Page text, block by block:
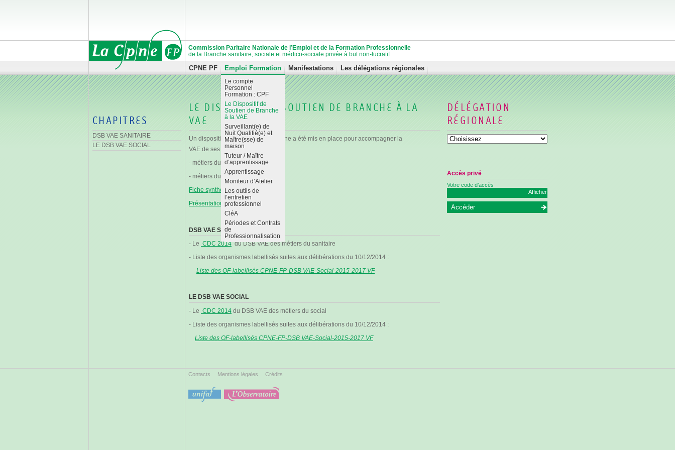
Commission Paritaire Nationale de l’Emploi et de la Formation Professionnelle
de la Branche sanitaire, sociale et médico-sociale privée à but non-lucratif
CPNE PF Emploi Formation
Le compte
Personnel
Formation : CPF
Le Dispositif de
Soutien de Branche
à la VAE
Surveillant(e) de
Nuit Qualifié(e) et
Maître(sse) de
maison
Tuteur / Maître
d’apprentissage
Apprentissage
Moniteur d’Atelier
Les outils de
l’entretien
professionnel
CléA
Périodes et Contrats
de
Professionnalisation
Manifestations Les délégations régionales
LE DISPOSITIF DE SOUTIEN DE BRANCHE À LA
VAE
Un dispositif spécifique de la branche a été mis en place pour accompagner la
VAE de ses salariés sur les :
- métiers du social
- métiers du sanitaire
Fiche synthétique DSB VAE
Présentation du DSB VAE
DSB VAE SANITAIRE
- Le CDC 2014du DSB VAE des métiers du sanitaire
- Liste des organismes labellisés suites aux délibérations du 10/12/2014 :
Liste des OF-labellisés CPNE-FP-DSB VAE-Social-2015-2017 VF
LE DSB VAE SOCIAL
- Le CDC 2014 du DSB VAE des métiers du social
- Liste des organismes labellisés suites aux délibérations du 10/12/2014 :
Liste des OF-labellisés CPNE-FP-DSB VAE-Social-2015-2017 VF
CHAPITRES
DSB VAE SANITAIRE
LE DSB VAE SOCIAL
DÉLÉGATION
RÉGIONALE
Accès privé
Votre code d’accès
Afficher
Contacts Mentions légales Crédits